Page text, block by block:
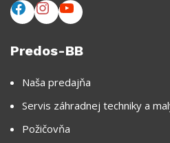
Predos-BB
Naša predajňa
Servis záhradnej techniky a
Požičovňa